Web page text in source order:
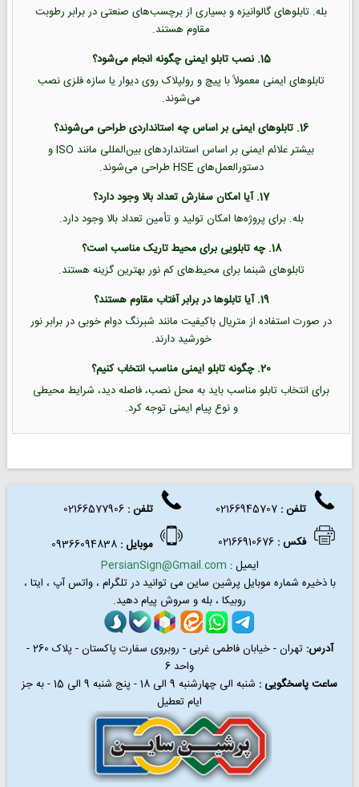
بله. تابلوهای گالوانیزه و بسیاری از برچسب‌های صنعتی در برابر رطوبت
مقاوم هستند.
15. نصب تابلو ایمنی چگونه انجام می‌شود؟
تابلوهای ایمنی معمولاً با پیچ و رولپلاک روی دیوار یا سازه فلزی نصب
می‌شوند.
16. تابلوهای ایمنی بر اساس چه استانداردی طراحی می‌شوند؟
بیشتر علائم ایمنی بر اساس استانداردهای بین‌المللی مانند ISO و
دستورالعمل‌های HSE طراحی می‌شوند.
17. آیا امکان سفارش تعداد بالا وجود دارد؟
بله. برای پروژه‌ها امکان تولید و تأمین تعداد بالا وجود دارد.
18. چه تابلویی برای محیط تاریک مناسب است؟
تابلوهای شبنما برای محیط‌های کم نور بهترین گزینه هستند.
19. آیا تابلوها در برابر آفتاب مقاوم هستند؟
در صورت استفاده از متریال باکیفیت مانند شبرنگ دوام خوبی در برابر نور
خورشید دارند.
20. چگونه تابلو ایمنی مناسب انتخاب کنیم؟
برای انتخاب تابلو مناسب باید به محل نصب، فاصله دید، شرایط محیطی
و نوع پیام ایمنی توجه کرد.
تلفن : تلفن:
02166577906
فکس:
02166910676 موبایل :
ایمیل : PersianSign@Gmail.com
با ذخیره شماره موبایل پرشین ساین می توانید درتلگرام ، واتس آپ ، ایتا ،
روبیکا ، بله و سروش پیام دهید.
آدرس:
تهران - خیابان فاطمی غربی - روبروی سفارت پاکستان - پلاک 260 -
واحد 6
ساعت پاسخگویی :
شنبه الی چهارشنبه 9 الی 18 - پنج شنبه 9 الی 15 - به جز
ایام تعطیل